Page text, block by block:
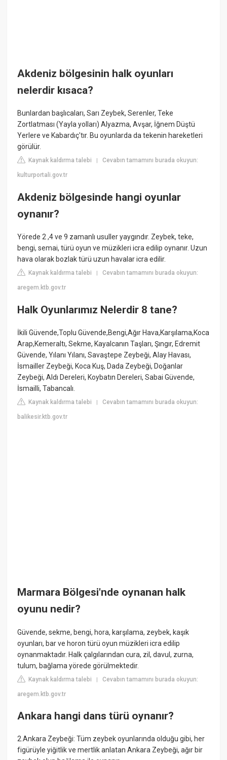
Akdeniz bölgesinin halk oyunları
nelerdir kısaca?
Bunlardan başlıcaları, Sarı Zeybek, Serenler, Teke
Zortlatması (Yayla yolları) Alyazma, Avşar, İğnem Düştü
Yerlere ve Kabardıç'tır. Bu oyunlarda da tekenin hareketleri
görülür.
Kaynak kaldırma talebi |Cevabın tamamını burada okuyun:
kulturportali.gov.tr
Akdeniz bölgesinde hangi oyunlar
oynanır?
Yörede 2 ,4 ve 9 zamanlı usuller yaygındır. Zeybek, teke,
bengi, semai, türü oyun ve müzikleri icra edilip oynanır. Uzun
hava olarak bozlak türü uzun havalar icra edilir.
Kaynak kaldırma talebi |Cevabın tamamını burada okuyun:
aregem.ktb.gov.tr
Halk Oyunlarımız Nelerdir 8 tane?
İkili Güvende,Toplu Güvende,Bengi,Ağır Hava,Karşılama,Koca
Arap,Kemeraltı, Sekme, Kayalcanın Taşları, Şıngır, Edremit
Güvende, Yılanı Yılanı, Savaştepe Zeybeği, Alay Havası,
İsmailler Zeybeği, Koca Kuş, Dada Zeybeği, Doğanlar
Zeybeği, Aldı Dereleri, Koybatın Dereleri, Sabai Güvende,
İsmailli, Tabancalı.
Kaynak kaldırma talebi |Cevabın tamamını burada okuyun:
balikesir.ktb.gov.tr
Marmara Bölgesi'nde oynanan halk
oyunu nedir?
Güvende, sekme, bengi, hora, karşılama, zeybek, kaşık
oyunları, bar ve horon türü oyun müzikleri icra edilip
oynanmaktadır. Halk çalgılarından cura, zil, davul, zurna,
tulum, bağlama yörede görülmektedir.
Kaynak kaldırma talebi |Cevabın tamamını burada okuyun:
aregem.ktb.gov.tr
Ankara hangi dans türü oynanır?
2.Ankara Zeybeği: Tüm zeybek oyunlarında olduğu gibi, her
figürüyle yiğitlik ve mertlik anlatan Ankara Zeybeği, ağır bir